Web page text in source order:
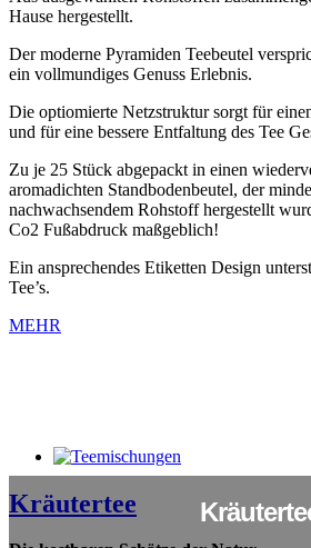
Hause hergestellt.
Der moderne Pyramiden Teebeutel
ein vollmundiges Genuss Erlebnis.
Die optiomierte Netzstruktur sorgt für
und für eine bessere Entfaltung des Tee
Zu je 25 Stück abgepackt in einen
aromadichten Standbodenbeutel, der
nachwachsendem Rohstoff hergestellt
Co2 Fußabdruck maßgeblich!
Ein ansprechendes Etiketten Design
Tee’s.
MEHR
Kräutertee